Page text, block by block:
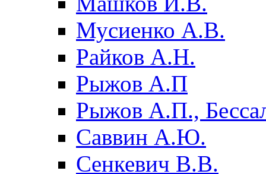
Мусиенко А.В.
Райков А.Н.
Рыжов А.П
Рыжов А.П.,
Саввин А.Ю.
Сенкевич В.В.